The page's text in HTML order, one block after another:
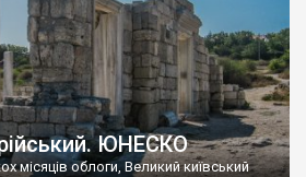
ЮНЕСКО
місяців облоги, Великий київський